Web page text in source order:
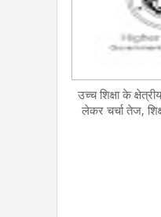
उच्च शिक्षा के
लेकर चर्चा तेज,
व्यवस्था